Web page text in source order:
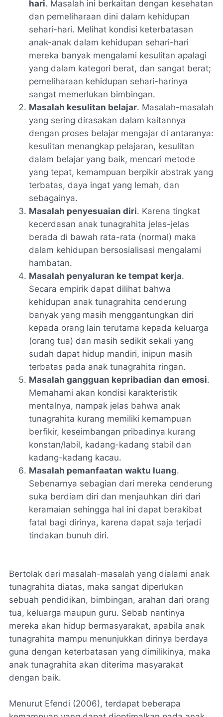
hari. Masalah ini berkaitan dengan kesehatan
dan pemeliharaan dini dalam kehidupan
sehari-hari. Melihat kondisi keterbatasan
anak-anak dalam kehidupan sehari-hari
mereka banyak mengalami kesulitan apalagi
yang dalam kategori berat, dan sangat berat;
pemeliharaan kehidupan sehari-harinya
sangat memerlukan bimbingan.
Masalah kesulitan belajar. Masalah-masalah
yang sering dirasakan dalam kaitannya
dengan proses belajar mengajar di antaranya:
kesulitan menangkap pelajaran, kesulitan
dalam belajar yang baik, mencari metode
yang tepat, kemampuan berpikir abstrak yang
terbatas, daya ingat yang lemah, dan
sebagainya.
Masalah penyesuaian diri. Karena tingkat
kecerdasan anak tunagrahita jelas-jelas
berada di bawah rata-rata (normal) maka
dalam kehidupan bersosialisasi mengalami
hambatan.
Masalah penyaluran ke tempat kerja.
Secara empirik dapat dilihat bahwa
kehidupan anak tunagrahita cenderung
banyak yang masih menggantungkan diri
kepada orang lain terutama kepada keluarga
(orang tua) dan masih sedikit sekali yang
sudah dapat hidup mandiri, inipun masih
terbatas pada anak tunagrahita ringan.
Masalah gangguan kepribadian dan emosi.
Memahami akan kondisi karakteristik
mentalnya, nampak jelas bahwa anak
tunagrahita kurang memiliki kemampuan
berfikir, keseimbangan pribadinya kurang
konstan/labil, kadang-kadang stabil dan
kadang-kadang kacau.
Masalah pemanfaatan waktu luang.
Sebenarnya sebagian dari mereka cenderung
suka berdiam diri dan menjauhkan diri dari
keramaian sehingga hal ini dapat berakibat
fatal bagi dirinya, karena dapat saja terjadi
tindakan bunuh diri.
Bertolak dari masalah-masalah yang dialami anak
tunagrahita diatas, maka sangat diperlukan
sebuah pendidikan, bimbingan, arahan dari orang
tua, keluarga maupun guru. Sebab nantinya
mereka akan hidup bermasyarakat, apabila anak
tunagrahita mampu menunjukkan dirinya berdaya
guna dengan keterbatasan yang dimilikinya, maka
anak tunagrahita akan diterima masyarakat
dengan baik.
Menurut Efendi (2006), terdapat beberapa